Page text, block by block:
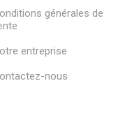
générales de
entreprise
nous